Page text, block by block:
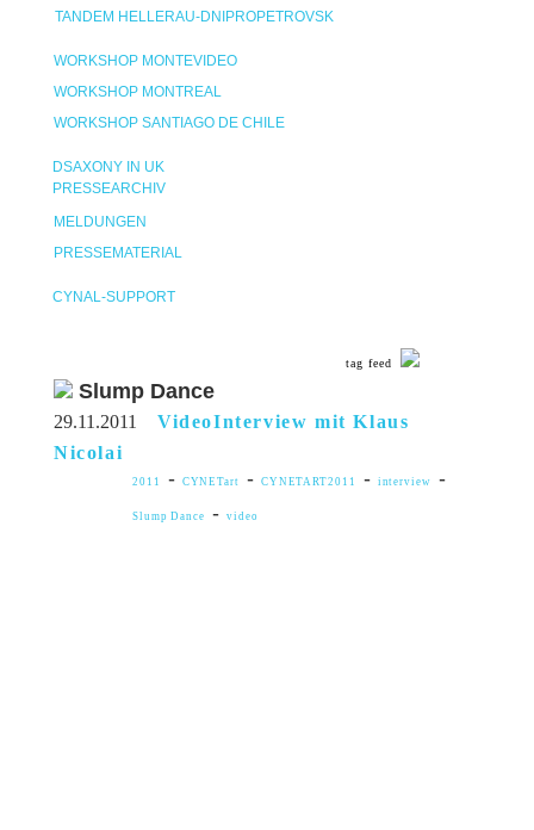
TANDEM HELLERAU-DNIPROPETROVSK
WORKSHOP MONTEVIDEO
WORKSHOP MONTREAL
WORKSHOP SANTIAGO DE CHILE
DSAXONY IN UK
PRESSEARCHIV
MELDUNGEN
PRESSEMATERIAL
CYNAL-SUPPORT
tag feed
Slump Dance
29.11.2011 VideoInterview mit Klaus
Nicolai
2011 - CYNETart - CYNETART2011 - interview -
Slump Dance - video